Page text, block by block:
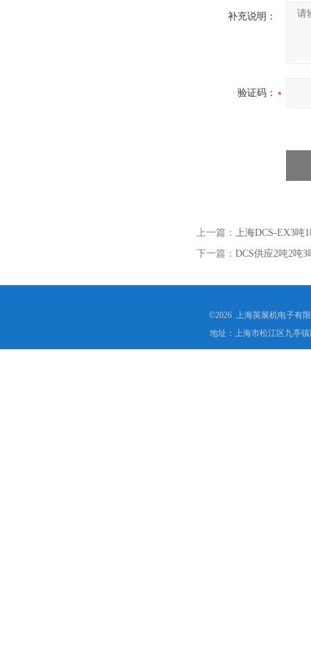
补充说明：
验证码：
上一篇： 上海DCS-EX3吨
下一篇： DCS供应2吨2吨
©2026 上海英展机电子有
地址：上海市松江区九亭镇